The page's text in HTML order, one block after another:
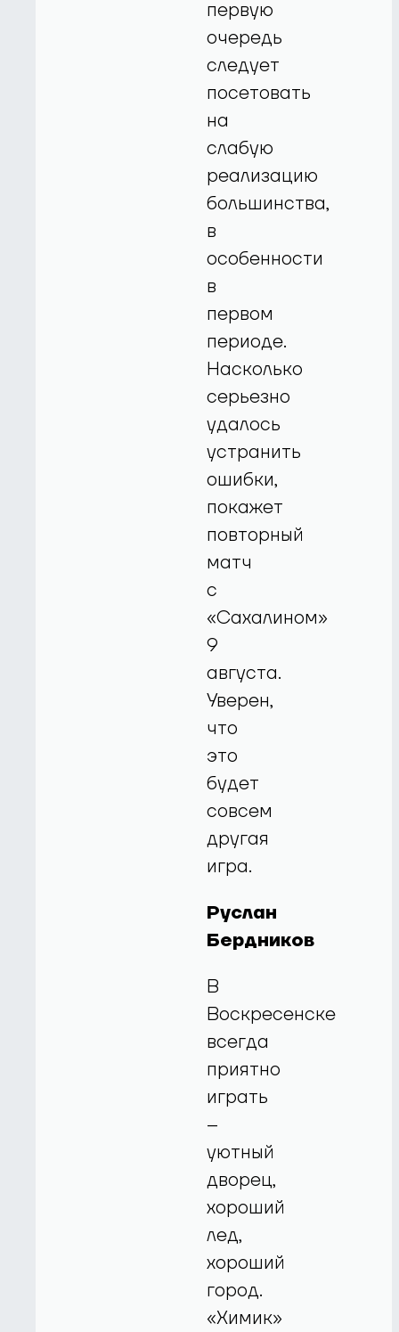
первую
очередь
следует
посетовать
на
слабую
реализацию
большинства,
в
особенности
в
первом
периоде.
Насколько
серьезно
удалось
устранить
ошибки,
покажет
повторный
матч
с
«Сахалином»
9
августа.
Уверен,
что
это
будет
совсем
другая
игра.
Руслан
Бердников
В
Воскресенске
всегда
приятно
играть
–
уютный
дворец,
хороший
лед,
хороший
город.
«Химик»